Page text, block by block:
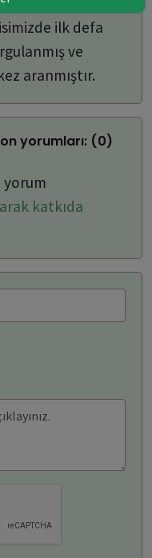
ilk defa
ve
aranmıştır.
yorumları: (0)
yorum
katkıda